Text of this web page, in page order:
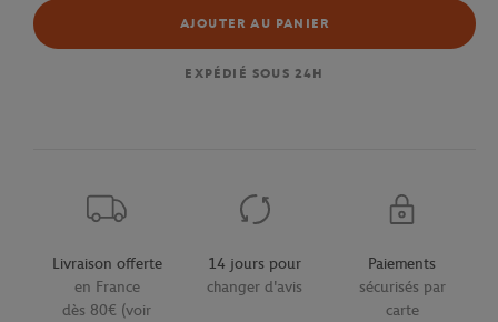
AJOUTER AU PANIER
EXPÉDIÉ SOUS 24H
Livraison offerte
en France
dès 80€ (voir
14 jours pour
changer d'avis
Paiements
sécurisés par
carte